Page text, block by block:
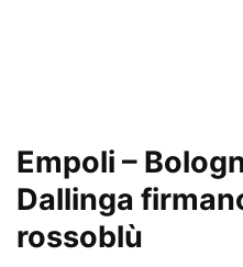
Empoli –
Dallinga
rossoblù